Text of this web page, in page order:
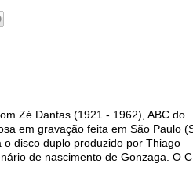
Zé Dantas (1921 - 1962), ABC do
em gravação feita em São Paulo
disco duplo produzido por Thiago
de nascimento de Gonzaga. O